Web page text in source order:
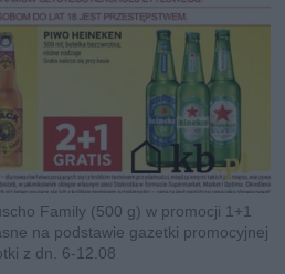
Family (500 g) w promocji 1+1
na podstawie gazetki promocyjnej
z dn. 6-12.08